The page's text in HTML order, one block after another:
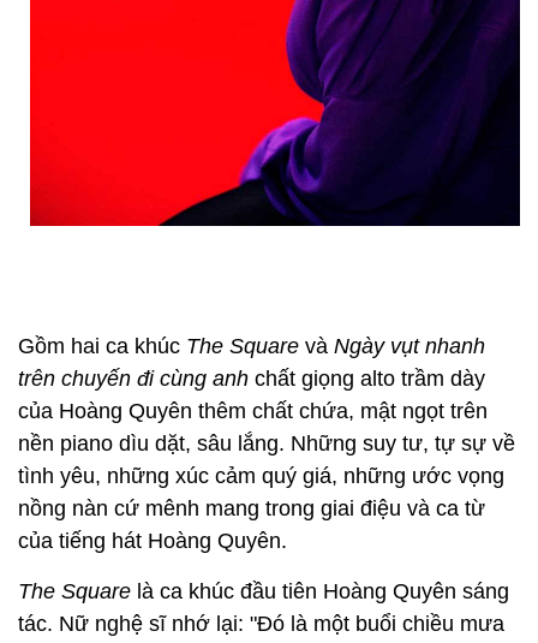
Gồm hai ca khúc The Square và Ngày vụt nhanh
trên chuyến đi cùng anh chất giọng alto trầm dày
của Hoàng Quyên thêm chất chứa, mật ngọt trên
nền piano dìu dặt, sâu lắng. Những suy tư, tự sự về
tình yêu, những xúc cảm quý giá, những ước vọng
nồng nàn cứ mênh mang trong giai điệu và ca từ
của tiếng hát Hoàng Quyên.
The Square là ca khúc đầu tiên Hoàng Quyên sáng
tác. Nữ nghệ sĩ nhớ lại: "Đó là một buổi chiều mưa